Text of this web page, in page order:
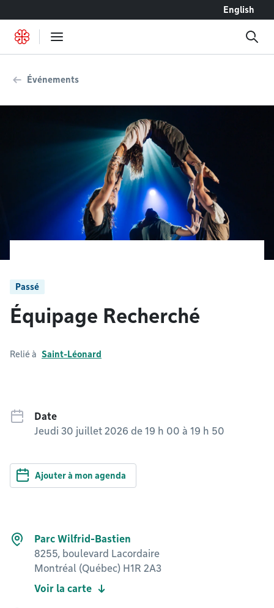
English
Événements
Passé
Équipage Recherché
Relié à Saint-Léonard
Date
Jeudi 30 juillet 2026 de 19 h 00 à 19 h 50
Ajouter à mon agenda
Parc Wilfrid-Bastien
8255, boulevard Lacordaire
Montréal (Québec) H1R 2A3
Voir la carte